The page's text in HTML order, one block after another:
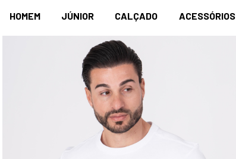
HOMEM JÚNIOR CALÇADO ACESSÓRIOS